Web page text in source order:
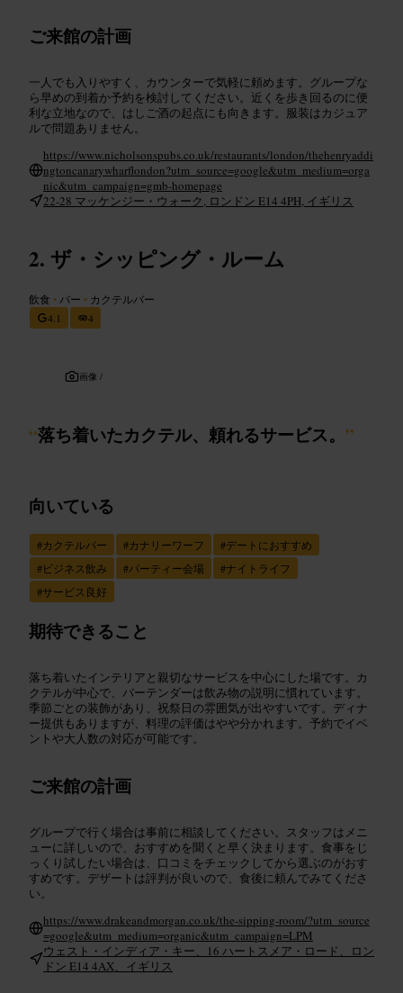
ご来館の計画
一人でも入りやすく、カウンターで気軽に頼めます。グループな
ら早めの到着か予約を検討してください。近くを歩き回るのに便
利な立地なので、はしご酒の起点にも向きます。服装はカジュア
ルで問題ありません。
https://www.nicholsonspubs.co.uk/restaurants/london/thehenryaddi
ngtoncanarywharflondon?utm_source=google&utm_medium=orga
nic&utm_campaign=gmb-homepage
22-28 マッケンジー・ウォーク, ロンドン E14 4PH, イギリス
ザ・シッピング・ルーム
飲食 • バー • カクテルバー
4.1
4
画像 /
“落ち着いたカクテル、頼れるサービス。 ”
向いている
#カクテルバー #カナリーワーフ #デートにおすすめ
#ビジネス飲み #パーティー会場 #ナイトライフ
#サービス良好
期待できること
落ち着いたインテリアと親切なサービスを中心にした場です。カ
クテルが中心で、バーテンダーは飲み物の説明に慣れています。
季節ごとの装飾があり、祝祭日の雰囲気が出やすいです。ディナ
ー提供もありますが、料理の評価はやや分かれます。予約でイベ
ントや大人数の対応が可能です。
ご来館の計画
グループで行く場合は事前に相談してください。スタッフはメニ
ューに詳しいので、おすすめを聞くと早く決まります。食事をじ
っくり試したい場合は、口コミをチェックしてから選ぶのがおす
すめです。デザートは評判が良いので、食後に頼んでみてくださ
い。
https://www.drakeandmorgan.co.uk/the-sipping-room/?utm_source
=google&utm_medium=organic&utm_campaign=LPM
ウェスト・インディア・キー、16 ハートスメア・ロード、ロン
ドン E14 4AX、イギリス